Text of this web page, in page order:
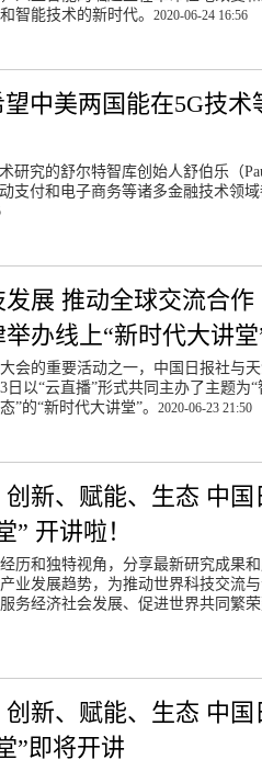
智能技术的新时代。 2020-06-24 16:56
中美两国能在5G技术
研究的舒尔特智库创始人舒伯乐（
支付和电子商务等诸多金融技术领
展 推动全球交流合作
办线上“新时代大讲堂
会的重要活动之一，中国日报社与
日以“云直播”形式共同主办了主题为
”的“新时代大讲堂”。 2020-06-23 21:50
新、赋能、生态 中国
” 开讲啦！
历和独特视角，分享最新研究成果和
业发展趋势，为推动世界科技交流
务经济社会发展、促进世界共同繁荣
新、赋能、生态 中国
”即将开讲